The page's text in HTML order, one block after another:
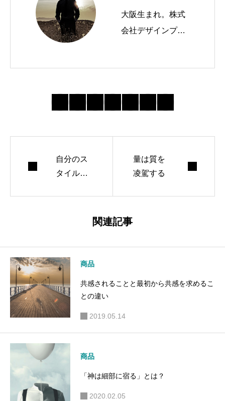
大阪生まれ。株式
会社デザインプラ
Dを運営したり、
ブログやメルマガ
自分のス
タイルは
量は質を
凌駕する
関連記事
商品
共感されることと最初から共感を求めるこ
との違い
2019.05.14
商品
「神は細部に宿る」とは？
2020.02.05